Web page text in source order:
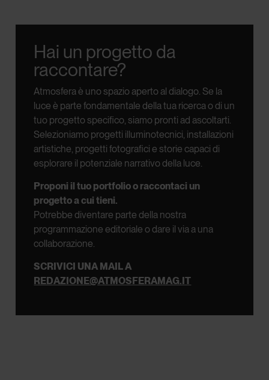
Hai un progetto da
raccontare?
Atmosfera è uno spazio aperto al dialogo.Se la
luce è parte fondamentale della tua ricerca o di un
tuo progetto specifico, siamo pronti ad ascoltarti.
Selezioniamo progetti illuminotecnici, installazioni
artistiche, progetti fotografici e storie capaci di
esplorare il potenziale narrativo della luce.
Proponi il tuo portfolio o raccontaci un
progetto a cui tieni.
Potrebbe diventare parte della nostra
programmazione editoriale o dare il via a una
collaborazione.
SCRIVICI UNA MAIL A
REDAZIONE@ATMOSFERAMAG.IT